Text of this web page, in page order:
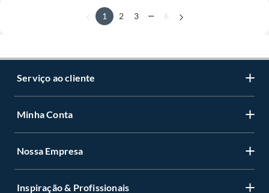
1 2 3 ... 6
Serviço ao cliente
Minha Conta
Nossa Empresa
Inspiração & Profissionais